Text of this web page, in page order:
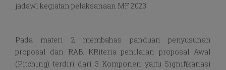
jadawl kegiatan pelaksanaan MF 2023
Pada materi 2 membahas panduan penyusunan
proposal dan RAB. KRiteria penilaian proposal Awal
(Pitching) terdiri dari 3 Komponen yaitu Signifikanasi